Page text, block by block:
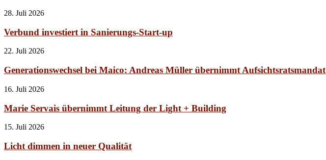
28. Juli 2026
Verbund investiert in Sanierungs-Start-up
22. Juli 2026
Generationswechsel bei Maico: Andreas Müller übernimmt Aufsichtsratsmandat
16. Juli 2026
Marie Servais übernimmt Leitung der Light + Building
15. Juli 2026
Licht dimmen in neuer Qualität